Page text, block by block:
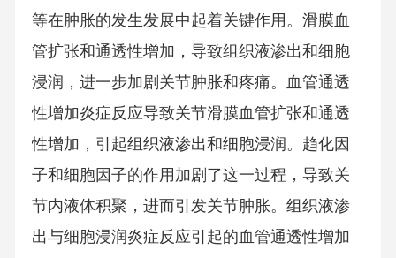
等在肿胀的发生发展中起着关键作用。滑膜血
管扩张和通透性增加，导致组织液渗出和细胞
浸润，进一步加剧关节肿胀和疼痛。血管通透
性增加炎症反应导致关节滑膜血管扩张和通透
性增加，引起组织液渗出和细胞浸润。趋化因
子和细胞因子的作用加剧了这一过程，导致关
节内液体积聚，进而引发关节肿胀。组织液渗
出与细胞浸润炎症反应引起的血管通透性增加